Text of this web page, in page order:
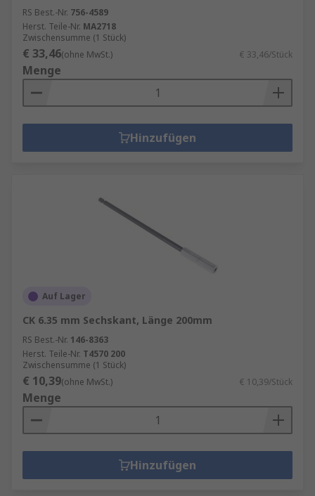
RS Best.-Nr. 756-4589
Herst. Teile-Nr. MA2718
Zwischensumme (1 Stück)
€ 33,46(ohne MwSt.) € 33,46/Stück
Menge
Hinzufügen
Auf Lager
CK 6.35 mm Sechskant, Länge 200mm
RS Best.-Nr. 146-8363
Herst. Teile-Nr. T4570 200
Zwischensumme (1 Stück)
€ 10,39(ohne MwSt.) € 10,39/Stück
Menge
Hinzufügen